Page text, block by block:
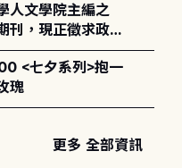
人文學院主編之
刊，現正徵求政策
博物館治理：政
至2027年6月1日
<七夕系列>抱一
瑰
更多 全部資訊